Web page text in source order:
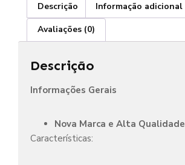
Descrição Informação adicional
Avaliações (0)
Descrição
Informações Gerais
Nova Marca e Alta Qualidade
Características: